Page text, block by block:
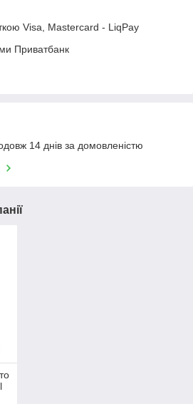
Visa, Mastercard - LiqPay
Приватбанк
14 днів за домовленістю